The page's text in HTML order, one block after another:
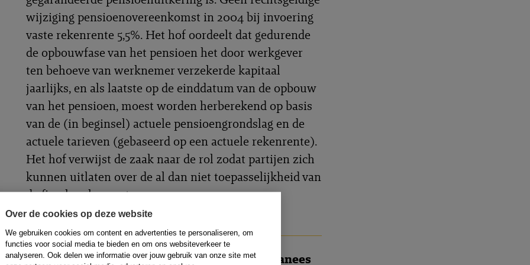
Over de cookies op deze website
We gebruiken cookies om content en advertenties te personaliseren, om
functies voor social media te bieden en om ons websiteverkeer te
analyseren. Ook delen we informatie over jouw gebruik van onze site met
wijziging pensioenovereenkomst in 2004 bij invoering
vaste rekenrente 5,5%. Het hof oordeelt dat gedurende
de opbouwfase van het pensioen het door werkgever
ten behoeve van werknemer verzekerde kapitaal
jaarlijks, en als laatste op de einddatum van de opbouw
van het pensioen, moest worden herberekend op basis
van de (in beginsel) actuele pensioengrondslag en de
actuele tarieven (gebaseerd op een actuele rekenrente).
Het hof verwijst de zaak naar de rol zodat partijen zich
kunnen uitlaten over de al dan niet toepasselijkheid van
de fiscale rekenrente.
Gerechtshof Den Haag(Locatie 's-Gravenhage)
Geen pensioenverevening na scheiding Jordanees